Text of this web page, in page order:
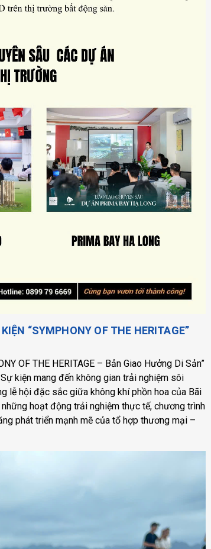
“SYMPHONY OF THE HERITAGE”
OF THE HERITAGE – Bản Giao Hưởng Di Sản”
kiện mang đến không gian trải nghiệm sôi
lễ hội đặc sắc giữa không khí phồn hoa của Bãi
hoạt động trải nghiệm thực tế, chương trình
phát triển mạnh mẽ của tổ hợp thương mại –